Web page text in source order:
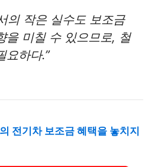
의 작은 실수도 보조금
을 미칠 수 있으므로, 철
요하다.”
전기차 보조금 혜택을 놓치지